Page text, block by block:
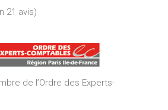
21 avis)
de l’Ordre des Experts-